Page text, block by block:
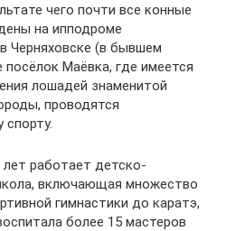
чего почти все конные
на ипподроме
Черняховске (в бывшем
посёлок Маёвка, где имеется
лошадей знаменитой
проводятся
спорту.
работает детско-
включающая множество
гимнастики до каратэ,
более 15 мастеров